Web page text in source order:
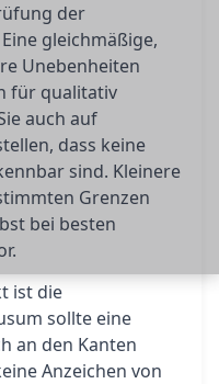
der
gleichmäßige,
Unebenheiten
für qualitativ
auch auf
dass keine
sind. Kleinere
Grenzen
bei besten
ist die
sollte eine
an den Kanten
Anzeichen von